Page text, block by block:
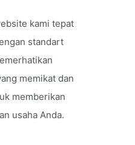
kami tepat
standart
memikat dan
memberikan
usaha Anda.